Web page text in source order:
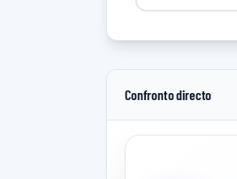
Confronto directo